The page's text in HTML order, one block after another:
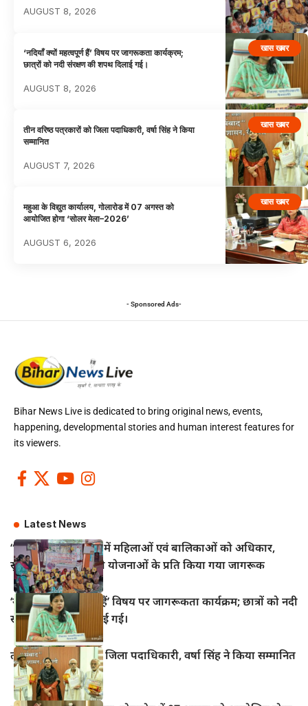
AUGUST 8, 2026
खास खबर
‘नदियाँ क्यों महत्वपूर्ण हैं’ विषय पर जागरूकता कार्यक्रम;
छात्रों को नदी संरक्षण की शपथ दिलाई गई।
AUGUST 8, 2026
खास खबर
तीन वरिष्ठ पत्रकारों को जिला पदाधिकारी, वर्षा सिंह ने किया
सम्मानित
AUGUST 7, 2026
खास खबर
महुआ के विद्युत कार्यालय, गोलारोड में 07 अगस्त को
आयोजित होगा ‘सोलर मेला–2026’
AUGUST 6, 2026
- Sponsored Ads-
Bihar News Live is dedicated to bring original news, events,
happening, developmental stories and human interest features for
its viewers.
Latest News
“सखी वार्ता” कार्यक्रम में महिलाओं एवं बालिकाओं को अधिकार,
सुरक्षा एवं कल्याणकारी योजनाओं के प्रति किया गया जागरूक
‘नदियाँ क्यों महत्वपूर्ण हैं’ विषय पर जागरूकता कार्यक्रम; छात्रों को नदी
संरक्षण की शपथ दिलाई गई।
तीन वरिष्ठ पत्रकारों को जिला पदाधिकारी, वर्षा सिंह ने किया सम्मानित